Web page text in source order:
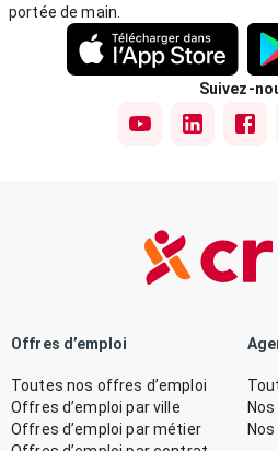
portée de main.
Suivez-
Offres d’emploi
Toutes nos offres d’emploi
Offres d’emploi par ville
Offres d’emploi par métier